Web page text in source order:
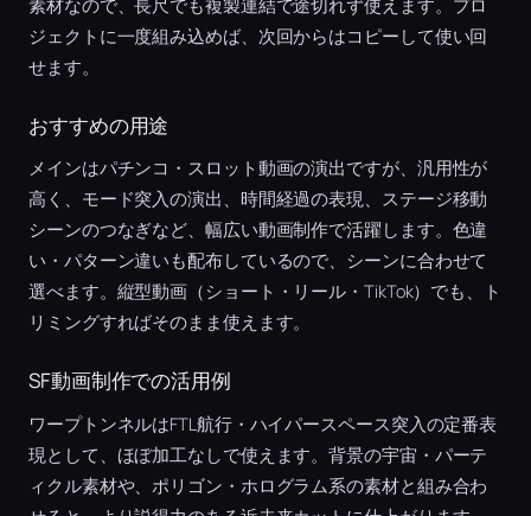
素材なので、長尺でも複製連結で途切れず使えます。プロ
ジェクトに一度組み込めば、次回からはコピーして使い回
せます。
おすすめの用途
メインはパチンコ・スロット動画の演出ですが、汎用性が
高く、モード突入の演出、時間経過の表現、ステージ移動
シーンのつなぎなど、幅広い動画制作で活躍します。色違
い・パターン違いも配布しているので、シーンに合わせて
選べます。縦型動画（ショート・リール・TikTok）でも、ト
リミングすればそのまま使えます。
SF動画制作での活用例
ワープトンネルはFTL航行・ハイパースペース突入の定番表
現として、ほぼ加工なしで使えます。背景の宇宙・パーテ
ィクル素材や、ポリゴン・ホログラム系の素材と組み合わ